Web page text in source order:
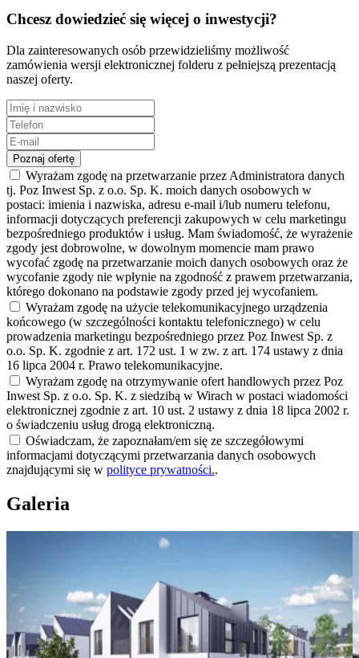
Chcesz dowiedzieć się więcej o inwestycji?
Dla zainteresowanych osób przewidzieliśmy możliwość
zamówienia wersji elektronicznej folderu z pełniejszą prezentacją
naszej oferty.
Poznaj ofertę
Wyrażam zgodę na przetwarzanie przez Administratora danych
tj. Poz Inwest Sp. z o.o. Sp. K. moich danych osobowych w
postaci: imienia i nazwiska, adresu e-mail i/lub numeru telefonu,
informacji dotyczących preferencji zakupowych w celu marketingu
bezpośredniego produktów i usług. Mam świadomość, że wyrażenie
zgody jest dobrowolne, w dowolnym momencie mam prawo
wycofać zgodę na przetwarzanie moich danych osobowych oraz że
wycofanie zgody nie wpłynie na zgodność z prawem przetwarzania,
którego dokonano na podstawie zgody przed jej wycofaniem.
Wyrażam zgodę na użycie telekomunikacyjnego urządzenia
końcowego (w szczególności kontaktu telefonicznego) w celu
prowadzenia marketingu bezpośredniego przez Poz Inwest Sp. z
o.o. Sp. K. zgodnie z art. 172 ust. 1 w zw. z art. 174 ustawy z dnia
16 lipca 2004 r. Prawo telekomunikacyjne.
Wyrażam zgodę na otrzymywanie ofert handlowych przez Poz
Inwest Sp. z o.o. Sp. K. z siedzibą w Wirach w postaci wiadomości
elektronicznej zgodnie z art. 10 ust. 2 ustawy z dnia 18 lipca 2002 r.
o świadczeniu usług drogą elektroniczną.
Oświadczam, że zapoznałam/em się ze szczegółowymi
informacjami dotyczącymi przetwarzania danych osobowych
znajdującymi się w polityce prywatności..
Galeria